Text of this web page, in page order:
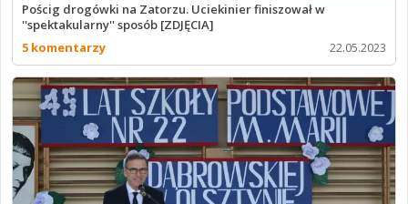
Pościg drogówki na Zatorzu. Uciekinier finiszował w
''spektakularny'' sposób [ZDJĘCIA]
5 komentarzy
22.05.2023